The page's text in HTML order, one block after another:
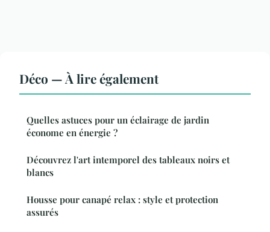
Déco — À lire également
Quelles astuces pour un éclairage de jardin
économe en énergie ?
Découvrez l'art intemporel des tableaux noirs et
blancs
Housse pour canapé relax : style et protection
assurés